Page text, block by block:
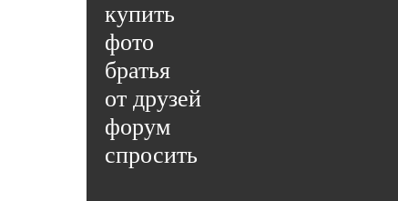
купить
фото
братья
от друзей
форум
спросить